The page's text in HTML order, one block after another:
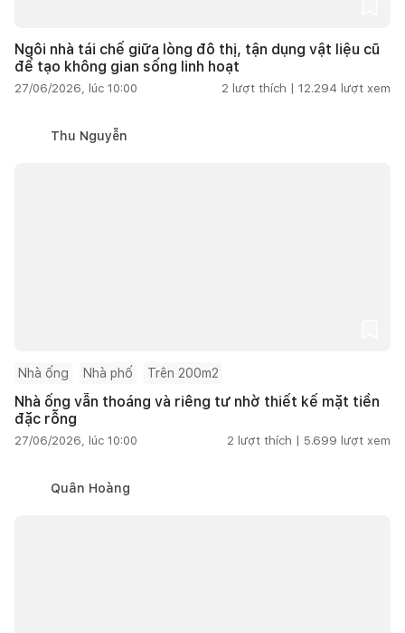
Ngôi nhà tái chế giữa lòng đô thị, tận dụng vật liệu cũ
để tạo không gian sống linh hoạt
27/06/2026, lúc 10:00 2 lượt thích | 12.294 lượt xem
Thu Nguyễn
Nhà ống Nhà phố Trên 200m2
Nhà ống vẫn thoáng và riêng tư nhờ thiết kế mặt tiền
đặc rỗng
27/06/2026, lúc 10:00 2 lượt thích | 5.699 lượt xem
Quân Hoàng